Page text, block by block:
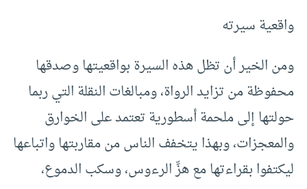
واقعية سيرته
ومن الخير أن تظل هذه السيرة بواقعيتها وصدقها
محفوظة من تزايد الرواة، ومبالغات النقلة التي ربما
حولتها إلى ملحمة أسطورية تعتمد على الخوارق
والمعجزات، وبهذا يتخفف الناس من مقاربتها واتباعها
ليكتفوا بقراءتها مع هزِّ الرءوس، وسكب الدموع،